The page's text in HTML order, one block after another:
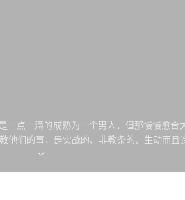
点一滴的成熟为一个男人，但那慢慢愈
们的事，是实战的、非教条的、生动而
负盛名的姊姊级女神是他稳定交往多年的